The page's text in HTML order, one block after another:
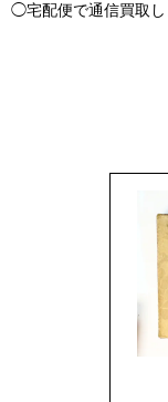
◯宅配便で通信買取し